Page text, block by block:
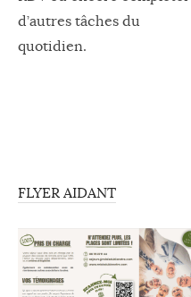
d’autres tâches du
quotidien.
FLYER AIDANT